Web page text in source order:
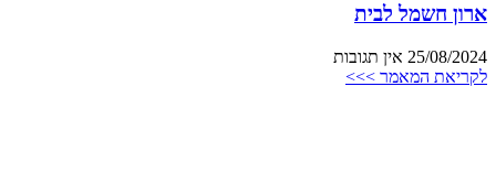
ארון חשמל לבית
25/08/2024 אין תגובות
לקריאת המאמר >>>